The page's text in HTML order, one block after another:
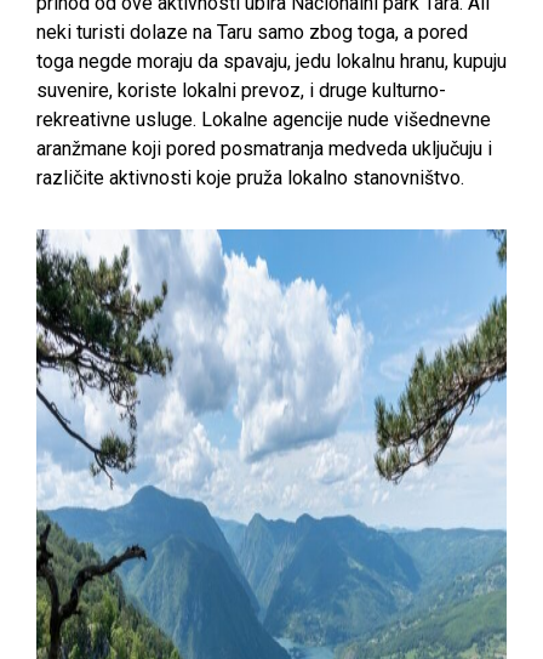
neki turisti dolaze na Taru samo zbog toga, a pored
toga negde moraju da spavaju, jedu lokalnu hranu, kupuju
suvenire, koriste lokalni prevoz, i druge kulturno-
rekreativne usluge. Lokalne agencije nude višednevne
aranžmane koji pored posmatranja medveda uključuju i
različite aktivnosti koje pruža lokalno stanovništvo.